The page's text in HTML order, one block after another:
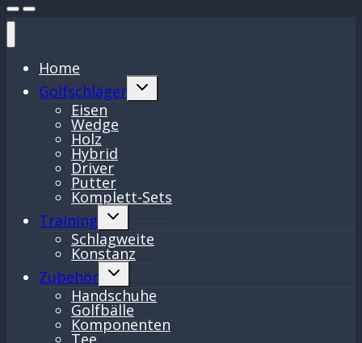
Home
Golfschläger
Untermenü
Eisen
Wedge
Holz
Hybrid
Driver
Putter
Komplett-Sets
Training
Untermenü
Schlagweite
Konstanz
Zubehör
Untermenü
Handschuhe
Golfbälle
Komponenten
Tee